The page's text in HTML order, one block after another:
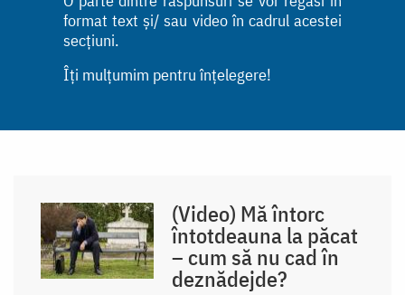
format text și/ sau video în cadrul acestei
secțiuni.
Îți mulțumim pentru înțelegere!
(Video) Mă întorc
întotdeauna la păcat
– cum să nu cad în
deznădejde?